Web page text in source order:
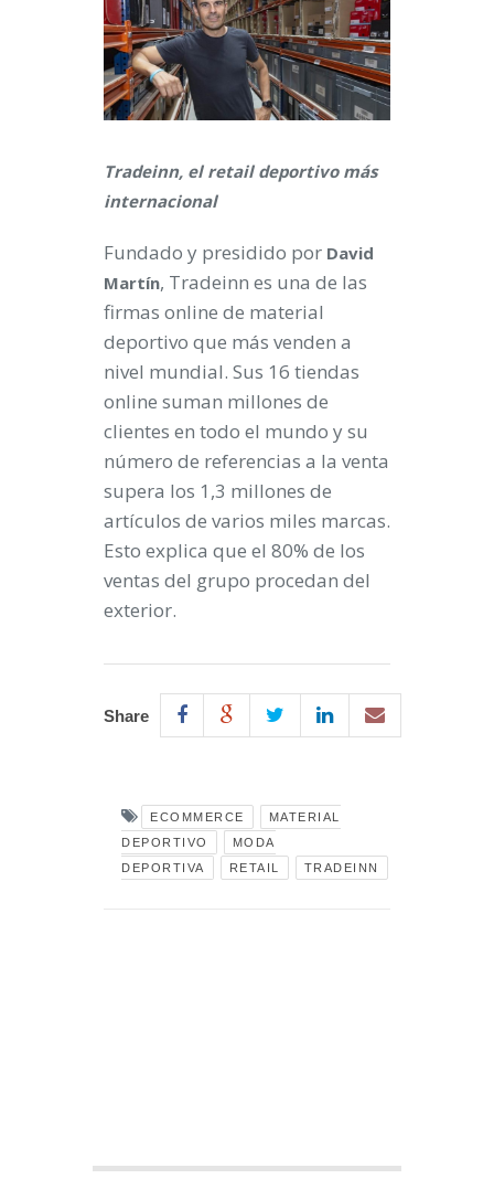
Tradeinn, el retail deportivo más
internacional
Fundado y presidido por David
Martín, Tradeinn es una de las
firmas online de material
deportivo que más venden a
nivel mundial. Sus 16 tiendas
online suman millones de
clientes en todo el mundo y su
número de referencias a la venta
supera los 1,3 millones de
artículos de varios miles marcas.
Esto explica que el 80% de los
ventas del grupo procedan del
exterior.
Share
ECOMMERCE
MATERIAL
DEPORTIVO
MODA
DEPORTIVA
RETAIL TRADEINN